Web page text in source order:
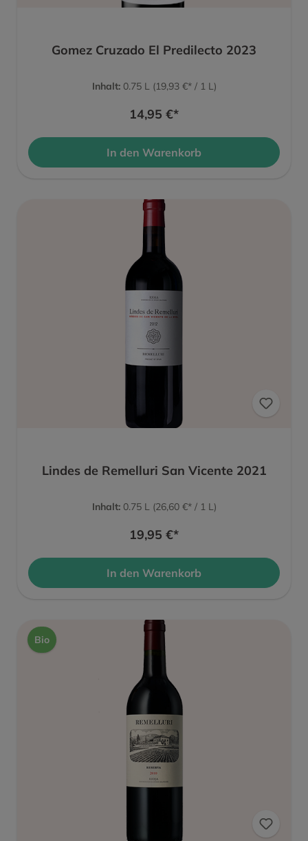
Gomez Cruzado El Predilecto 2023
Inhalt: 0.75 L (19,93 €* / 1 L)
14,95 €*
In den Warenkorb
Lindes de Remelluri San Vicente 2021
Inhalt: 0.75 L (26,60 €* / 1 L)
19,95 €*
In den Warenkorb
Bio